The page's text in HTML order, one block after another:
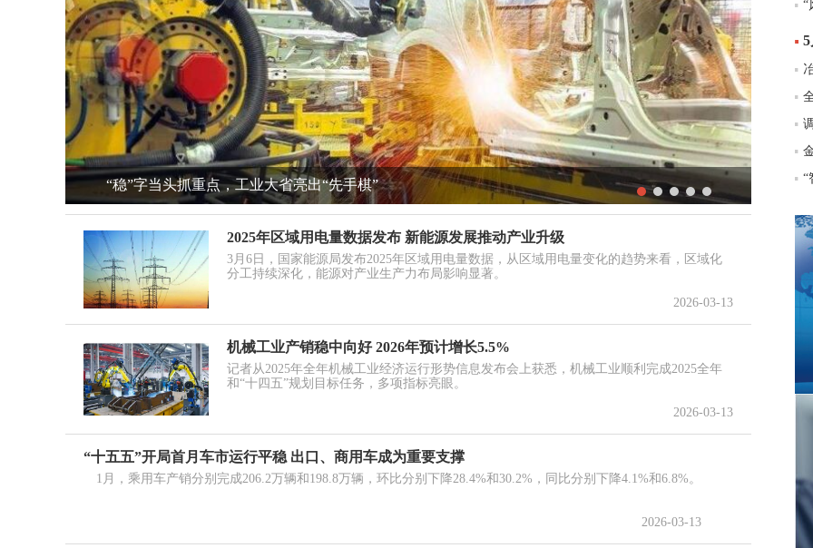
“八纵八横”高铁网扩容 广湛高铁、汕汕高铁全线...
“
“
2025年区域用电量数据发布 新能源发展推动产业升级
3月6日，国家能源局发布2025年区域用电量数据，从区域用电量变化的趋势来看，区域化
分工持续深化，能源对产业生产力布局影响显著。
2026-03-13
机械工业产销稳中向好 2026年预计增长5.5%
记者从2025年全年机械工业经济运行形势信息发布会上获悉，机械工业顺利完成2025全年
和“十四五”规划目标任务，多项指标亮眼。
2026-03-13
“十五五”开局首月车市运行平稳 出口、商用车成为重要支撑
1月，乘用车产销分别完成206.2万辆和198.8万辆，环比分别下降28.4%和30.2%，同比分别下降4.1%和6.8%。
2026-03-13